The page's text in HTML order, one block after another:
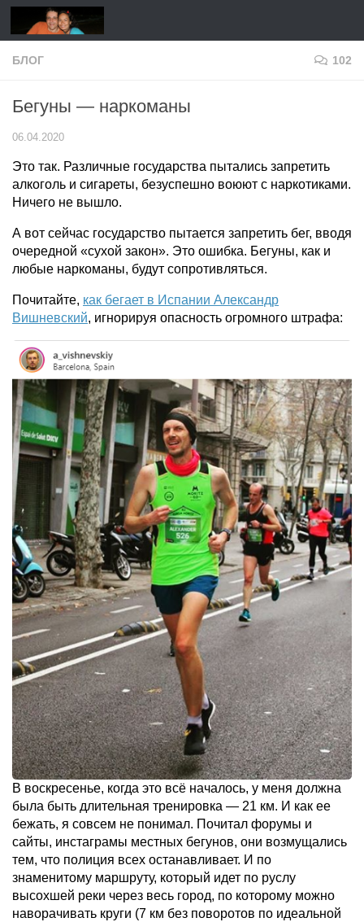
Перейти к содержимому
БЛОГ 102
Бегуны — наркоманы
06.04.2020
Это так. Различные государства пытались запретить
алкоголь и сигареты, безуспешно воюют с наркотиками.
Ничего не вышло.
А вот сейчас государство пытается запретить бег, вводя
очередной «сухой закон». Это ошибка. Бегуны, как и
любые наркоманы, будут сопротивляться.
Почитайте, как бегает в Испании Александр
Вишневский, игнорируя опасность огромного штрафа:
В воскресенье, когда это всё началось, у меня должна
была быть длительная тренировка — 21 км. И как ее
бежать, я совсем не понимал. Почитал форумы и
сайты, инстаграмы местных бегунов, они возмущались
тем, что полиция всех останавливает. И по
знаменитому маршруту, который идет по руслу
высохшей реки через весь город, по которому можно
наворачивать круги (7 км без поворотов по идеальной